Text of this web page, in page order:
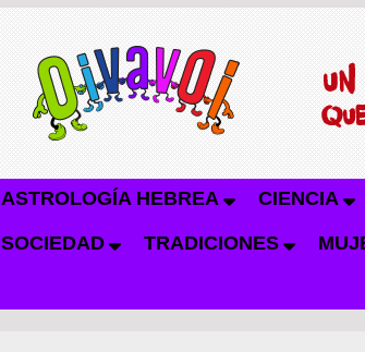
ASTROLOGÍA HEBREA CIENCIA
SOCIEDAD TRADICIONES